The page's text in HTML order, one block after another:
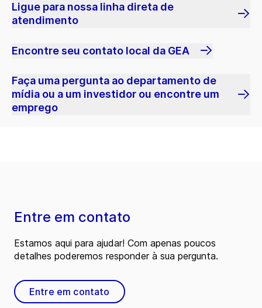
Ligue para nossa linha direta de
atendimento
Encontre seu contato local da GEA
Faça uma pergunta ao departamento de
mídia ou a um investidor ou encontre um
emprego
Entre em contato
Estamos aqui para ajudar! Com apenas poucos
detalhes poderemos responder à sua pergunta.
Entre em contato